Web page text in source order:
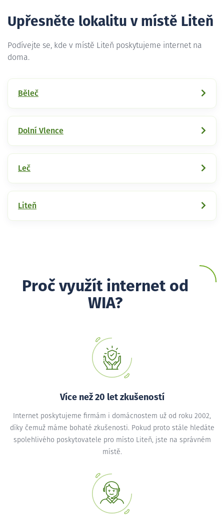
Upřesněte lokalitu v místě Liteň
Podívejte se, kde v místě Liteň poskytujeme internet na
doma.
Běleč
Dolní Vlence
Leč
Liteň
Proč využít internet od
WIA?
Více než 20 let zkušeností
Internet poskytujeme firmám i domácnostem už od roku 2002,
díky čemuž máme bohaté zkušenosti. Pokud proto stále hledáte
spolehlivého poskytovatele pro místo Liteň, jste na správném
místě.